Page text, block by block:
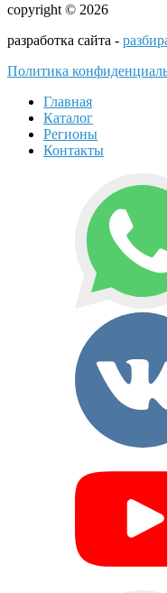
copyright © 2026
разработка сайта -
Политика
Главная
Каталог
Регионы
Контакты